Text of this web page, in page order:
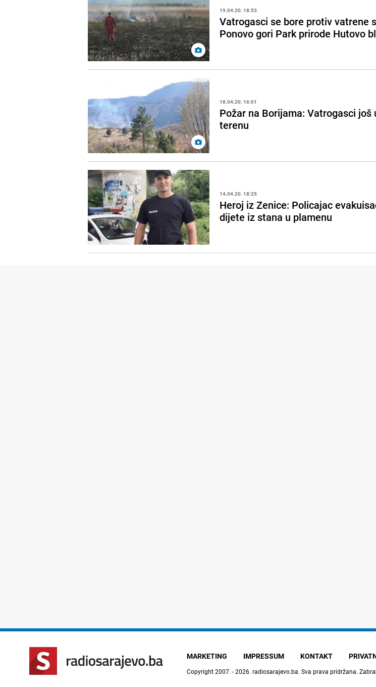
19.04.20. 18:53
Vatrogasci se bore protiv vatrene
Ponovo gori Park prirode Hutovo
18.04.20. 16:01
Požar na Borijama: Vatrogasci još
terenu
14.04.20. 18:25
Heroj iz Zenice: Policajac
dijete iz stana u plamenu
MARKETING IMPRESSUM KONTAKT
Copyright 2007. - 2026. radiosarajevo.ba. Sva prava pridržana.